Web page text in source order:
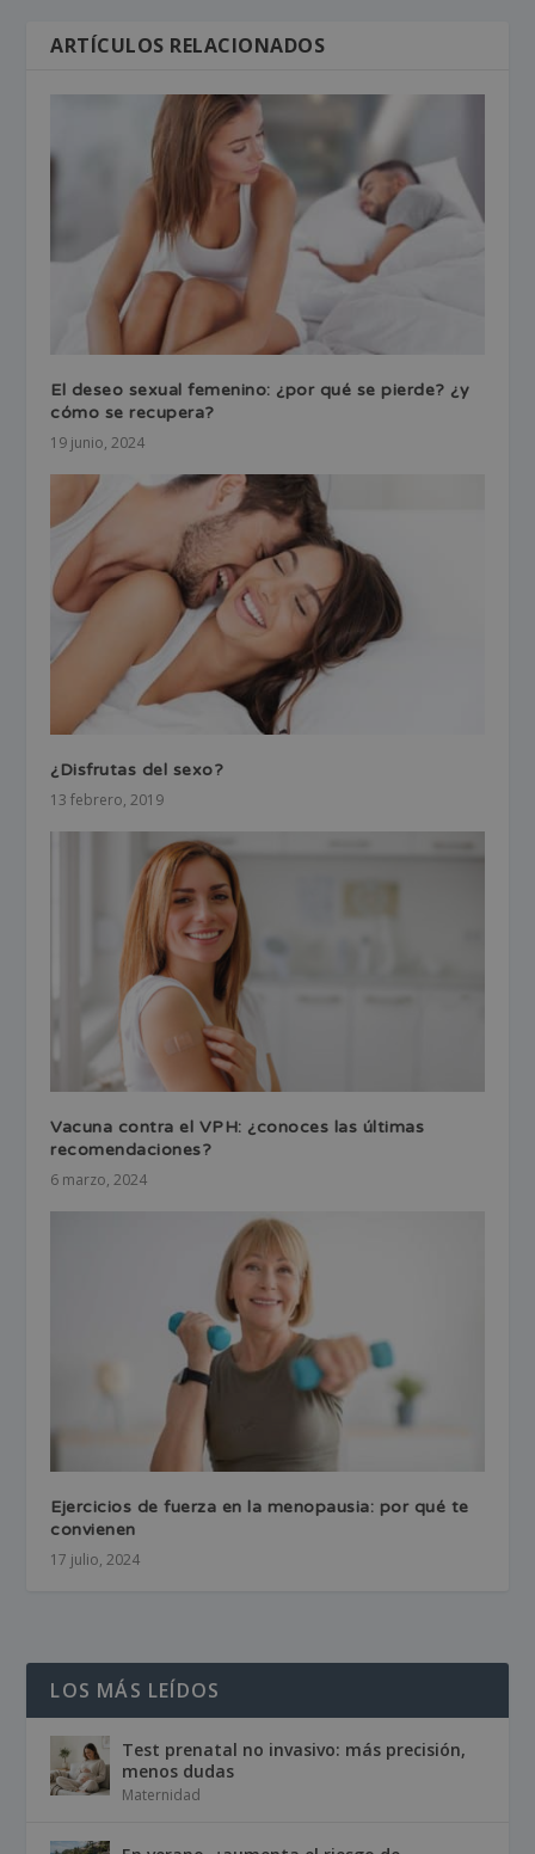
ARTÍCULOS RELACIONADOS
El deseo sexual femenino: ¿por qué se pierde? ¿y
cómo se recupera?
19 junio, 2024
¿Disfrutas del sexo?
13 febrero, 2019
Vacuna contra el VPH: ¿conoces las últimas
recomendaciones?
6 marzo, 2024
Ejercicios de fuerza en la menopausia: por qué te
convienen
17 julio, 2024
LOS MÁS LEÍDOS
Test prenatal no invasivo: más precisión,
menos dudas
Maternidad